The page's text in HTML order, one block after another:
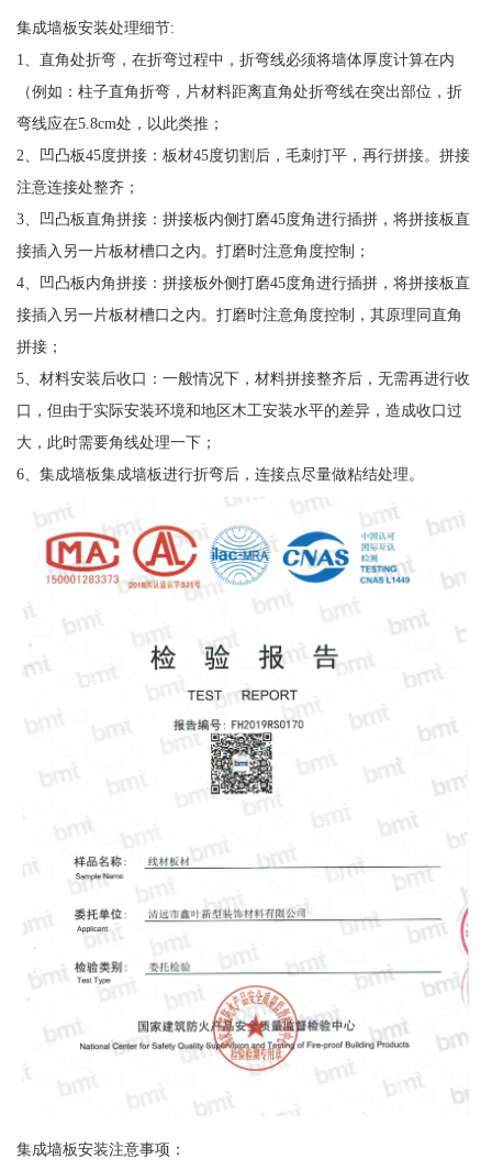
集成墙板安装处理细节:
1、直角处折弯，在折弯过程中，折弯线必须将墙体厚度计算在内
（例如：柱子直角折弯，片材料距离直角处折弯线在突出部位，折
弯线应在5.8cm处，以此类推；
2、凹凸板45度拼接：板材45度切割后，毛刺打平，再行拼接。拼接
注意连接处整齐；
3、凹凸板直角拼接：拼接板内侧打磨45度角进行插拼，将拼接板直
接插入另一片板材槽口之内。打磨时注意角度控制；
4、凹凸板内角拼接：拼接板外侧打磨45度角进行插拼，将拼接板直
接插入另一片板材槽口之内。打磨时注意角度控制，其原理同直角
拼接；
5、材料安装后收口：一般情况下，材料拼接整齐后，无需再进行收
口，但由于实际安装环境和地区木工安装水平的差异，造成收口过
大，此时需要角线处理一下；
6、集成墙板集成墙板进行折弯后，连接点尽量做粘结处理。
集成墙板安装注意事项：